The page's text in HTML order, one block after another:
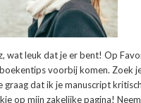
wat leuk dat je er bent! Op
voorbij komen. Zoek
graag dat ik je manuscript
op mijn zakelijke pagina!